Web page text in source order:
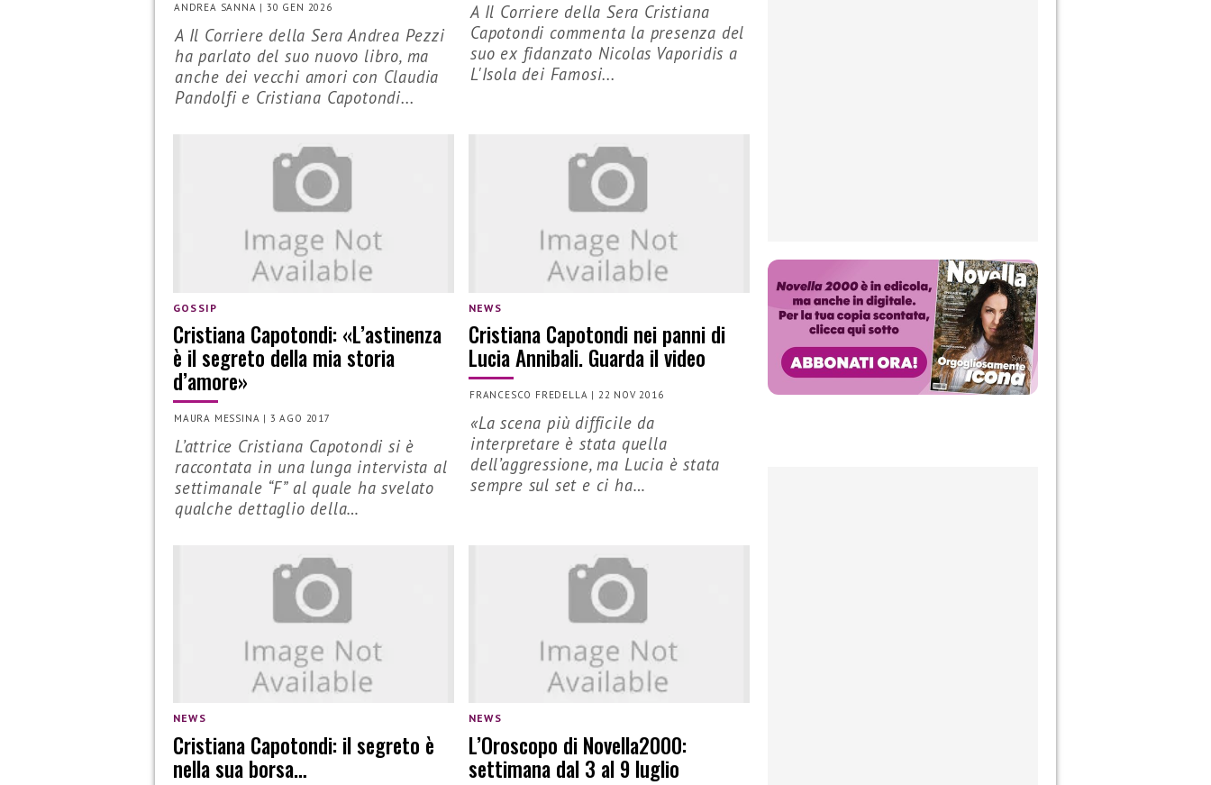
ANDREA SANNA |30 GEN 2026
A Il Corriere della Sera Andrea Pezzi
ha parlato del suo nuovo libro, ma
anche dei vecchi amori con Claudia
Pandolfi e Cristiana Capotondi...
A Il Corriere della Sera Cristiana
Capotondi commenta la presenza del
suo ex fidanzato Nicolas Vaporidis a
L'Isola dei Famosi...
GOSSIP
Cristiana Capotondi: «L’astinenza
è il segreto della mia storia
d’amore»
MAURA MESSINA | 3 AGO 2017
L’attrice Cristiana Capotondi si è
raccontata in una lunga intervista al
settimanale “F” al quale ha svelato
qualche dettaglio della…
NEWS
Cristiana Capotondi nei panni di
Lucia Annibali. Guarda il video
FRANCESCO FREDELLA | 22 NOV 2016
«La scena più difficile da
interpretare è stata quella
dell’aggressione, ma Lucia è stata
sempre sul set e ci ha…
NEWS
Cristiana Capotondi: il segreto è
nella sua borsa…
NEWS
L’Oroscopo di Novella2000:
settimana dal 3 al 9 luglio